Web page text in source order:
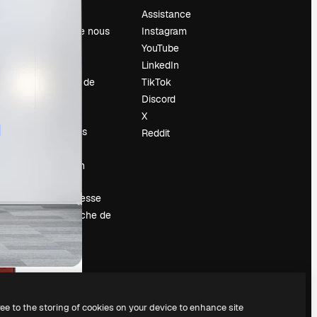
À propos de nous
Tendances de
Événements
Vendre mon
Salle de presse
À la recherche de
magnific.ai
Assistance
Instagram
YouTube
LinkedIn
TikTok
Discord
X
Reddit
to the storing of cookies on your device to enhance site